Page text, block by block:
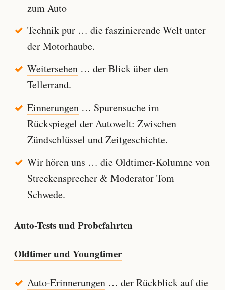
zum Auto
Technik pur… die faszinierende Welt unter
der Motorhaube.
Weitersehen… der Blick über den
Tellerrand.
Einnerungen… Spurensuche im
Rückspiegel der Autowelt: Zwischen
Zündschlüssel und Zeitgeschichte.
Wir hören uns … die Oldtimer-Kolumne von
Streckensprecher & Moderator Tom
Schwede.
Auto-Tests und Probefahrten
Oldtimer und Youngtimer
Auto-Erinnerungen… der Rückblick auf die